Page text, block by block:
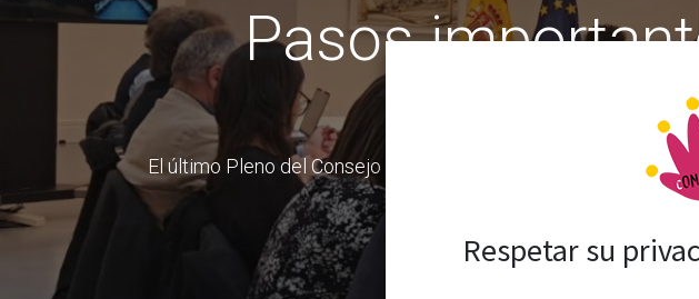
Pasos
El último Pleno del Consejo de Cooperación aprobó
Respetar su